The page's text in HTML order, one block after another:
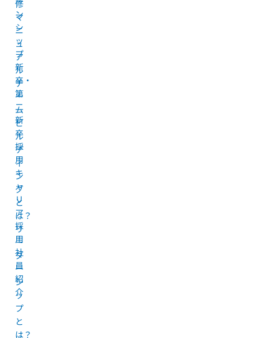
ン
シ
ッ
プ
新
卒・
第
二
新
卒
採
用
キ
ャ
リ
ア
採
用
社
員
紹
介
修
マ
ニ
ュ
ア
ル
チ
ー
ム
ビ
ル
デ
ィ
ン
グ
と
は？
リ
ー
ダ
ー
シ
ッ
プ
と
は？